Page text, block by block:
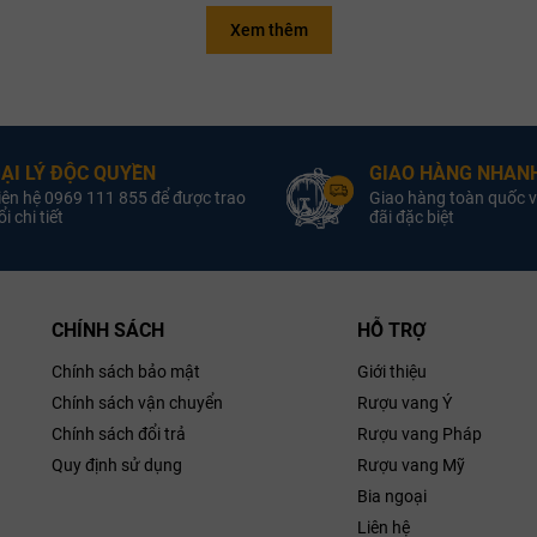
đã tạo dựng được uy tín toàn cầu, đặc biệt ở phân khúc vang dễ tiếp
từng trái. Quá trình lên men diễn ra trong khoảng 10–20 ngày, ở nhiệt
thùng gỗ sồi để gia tăng độ phức hợp và cấu trúc tannin mượt mà.
truyền thống của vùng Puglia đồng thời dễ uống, hợp khẩu vị đa số
Nồng Độ:
Xuất:
Loại Vang:
Rượu Vang Đỏ
Nhà Sản Xuất:
Dung Tích:
750ml
Giống Nho:
Negroamaro
San
Xem thêm
LÝ ĐỘC QUYỀN
hệ 0969 111 855 để được trao
chi tiết
GIAO HÀNG
Giao hàng toàn quốc
đãi đặc biệt
CHÍNH SÁCH
Chính sách bảo mật
Chính sách vận chuyển
Chính sách đổi trả
Quy định sử dụng
HỖ TRỢ
Giới thiệu
Rượu vang Ý
Rượu vang Pháp
Rượu vang Mỹ
Bia ngoại
Liên hệ